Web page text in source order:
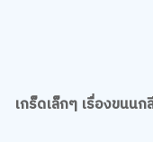
เกร็ดเล็กๆ เรื่องขนน